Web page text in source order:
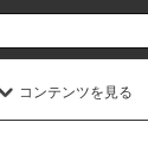
コンテンツを見る